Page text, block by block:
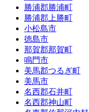
勝浦郡勝浦町
勝浦郡上勝町
小松島市
徳島市
那賀郡那賀町
鳴門市
美馬郡つるぎ町
美馬市
名西郡石井町
名西郡神山町